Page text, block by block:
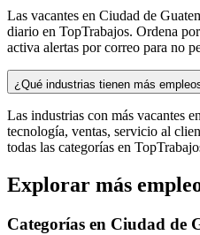
Las vacantes en Ciudad de
diario en TopTrabajos. Ordena
activa alertas por correo para no
¿Qué industrias tienen más
Las industrias con más vacantes
tecnología, ventas, servicio al
todas las categorías en
Explorar más
Categorías en Ciudad de